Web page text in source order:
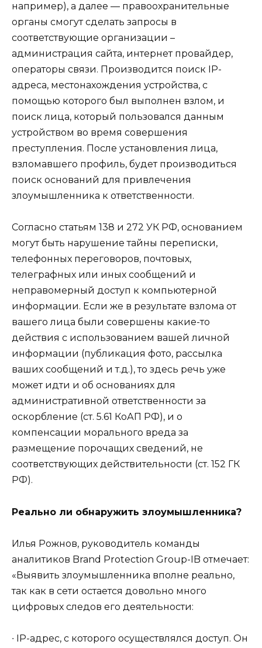
например), а далее — правоохранительные
органы смогут сделать запросы в
соответствующие организации –
администрация сайта, интернет провайдер,
операторы связи. Производится поиск IP-
адреса, местонахождения устройства, с
помощью которого был выполнен взлом, и
поиск лица, который пользовался данным
устройством во время совершения
преступления. После установления лица,
взломавшего профиль, будет производиться
поиск оснований для привлечения
злоумышленника к ответственности.
Согласно статьям 138 и 272 УК РФ, основанием
могут быть нарушение тайны переписки,
телефонных переговоров, почтовых,
телеграфных или иных сообщений и
неправомерный доступ к компьютерной
информации. Если же в результате взлома от
вашего лица были совершены какие-то
действия с использованием вашей личной
информации (публикация фото, рассылка
ваших сообщений и т.д.), то здесь речь уже
может идти и об основаниях для
административной ответственности за
оскорбление (ст. 5.61 КоАП РФ), и о
компенсации морального вреда за
размещение порочащих сведений, не
соответствующих действительности (ст. 152 ГК
РФ).
Реально ли обнаружить злоумышленника?
Илья Рожнов, руководитель команды
аналитиков Brand Protection Group-IB отмечает:
«Выявить злоумышленника вполне реально,
так как в сети остается довольно много
цифровых следов его деятельности:
∙ IP-адрес, с которого осуществлялся доступ. Он